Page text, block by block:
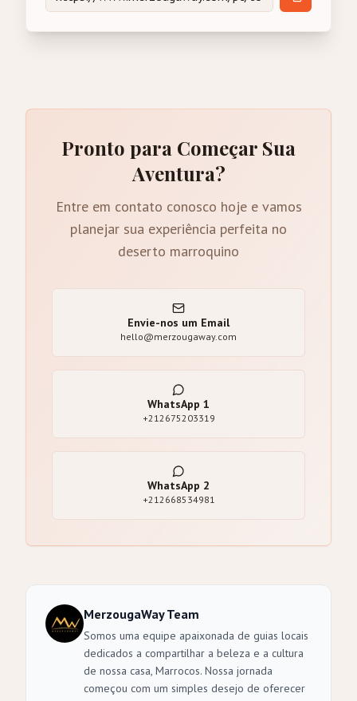
Pronto para Começar Sua
Aventura?
Entre em contato conosco hoje e vamos
planejar sua experiência perfeita no
deserto marroquino
Envie-nos um Email
hello@merzougaway.com
WhatsApp 1
+212675203319
WhatsApp 2
+212668534981
MerzougaWay Team
Somos uma equipe apaixonada de guias locais
dedicados a compartilhar a beleza e a cultura
de nossa casa, Marrocos. Nossa jornada
começou com um simples desejo de oferecer